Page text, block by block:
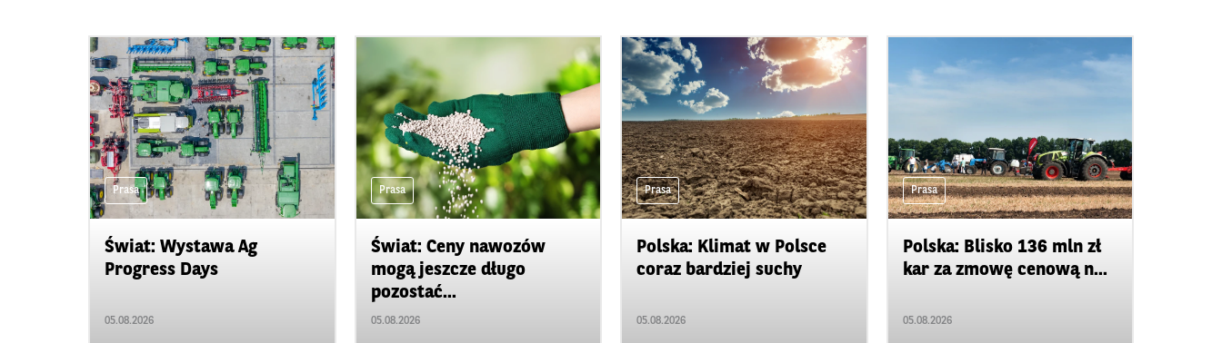
Prasa
Świat: Wystawa Ag
Progress Days
05.08.2026
Prasa
Świat: Ceny nawozów
mogą jeszcze długo
pozostać...
05.08.2026
Prasa
Polska: Klimat w Polsce
coraz bardziej suchy
05.08.2026
Prasa
Polska: Blisko 136 mln zł
kar za zmowę cenową n...
05.08.2026